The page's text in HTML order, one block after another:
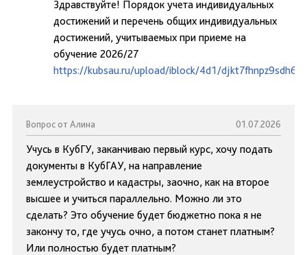
Здравствуйте! Порядок учета индивидуальных
достижений и перечень общих индивидуальных
достижений, учитываемых при приеме на
обучение 2026/27
https://kubsau.ru/upload/iblock/4d1/
Вопрос от Алина 01.07.2026
Учусь в КубГУ, заканчиваю первый курс, хочу подать
документы в КубГАУ, на направление
землеустройство и кадастры, заочно, как на второе
высшее и учиться параллельно. Можно ли это
сделать? Это обучение будет бюджетно пока я не
закончу то, где учусь очно, а потом станет платным?
Или полностью будет платным?